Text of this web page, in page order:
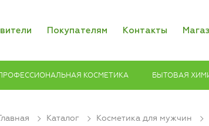
Покупателям Контакты
КОСМЕТИКА БЫТОВАЯ
Каталог Косметика для мужчин